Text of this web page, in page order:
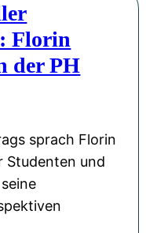
Florin
der PH
sprach Florin
Studenten und